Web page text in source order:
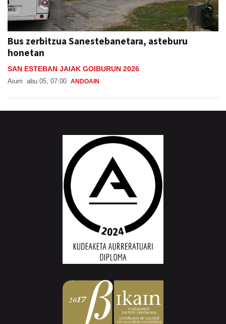
Bus zerbitzua Sanestebanetara, asteburu
honetan
SAN ESTEBAN JAIAK GOIBURUN 2026
Aiurri abu 05, 07:00 ANDOAIN